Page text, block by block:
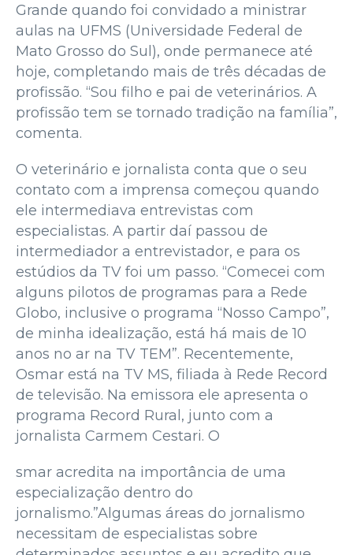
Grande quando foi convidado a ministrar
aulas na UFMS (Universidade Federal de
Mato Grosso do Sul), onde permanece até
hoje, completando mais de três décadas de
profissão. “Sou filho e pai de veterinários. A
profissão tem se tornado tradição na família”,
comenta.
O veterinário e jornalista conta que o seu
contato com a imprensa começou quando
ele intermediava entrevistas com
especialistas. A partir daí passou de
intermediador a entrevistador, e para os
estúdios da TV foi um passo. “Comecei com
alguns pilotos de programas para a Rede
Globo, inclusive o programa “Nosso Campo”,
de minha idealização, está há mais de 10
anos no ar na TV TEM”. Recentemente,
Osmar está na TV MS, filiada à Rede Record
de televisão. Na emissora ele apresenta o
programa Record Rural, junto com a
jornalista Carmem Cestari. O
smar acredita na importância de uma
especialização dentro do
jornalismo.”Algumas áreas do jornalismo
necessitam de especialistas sobre